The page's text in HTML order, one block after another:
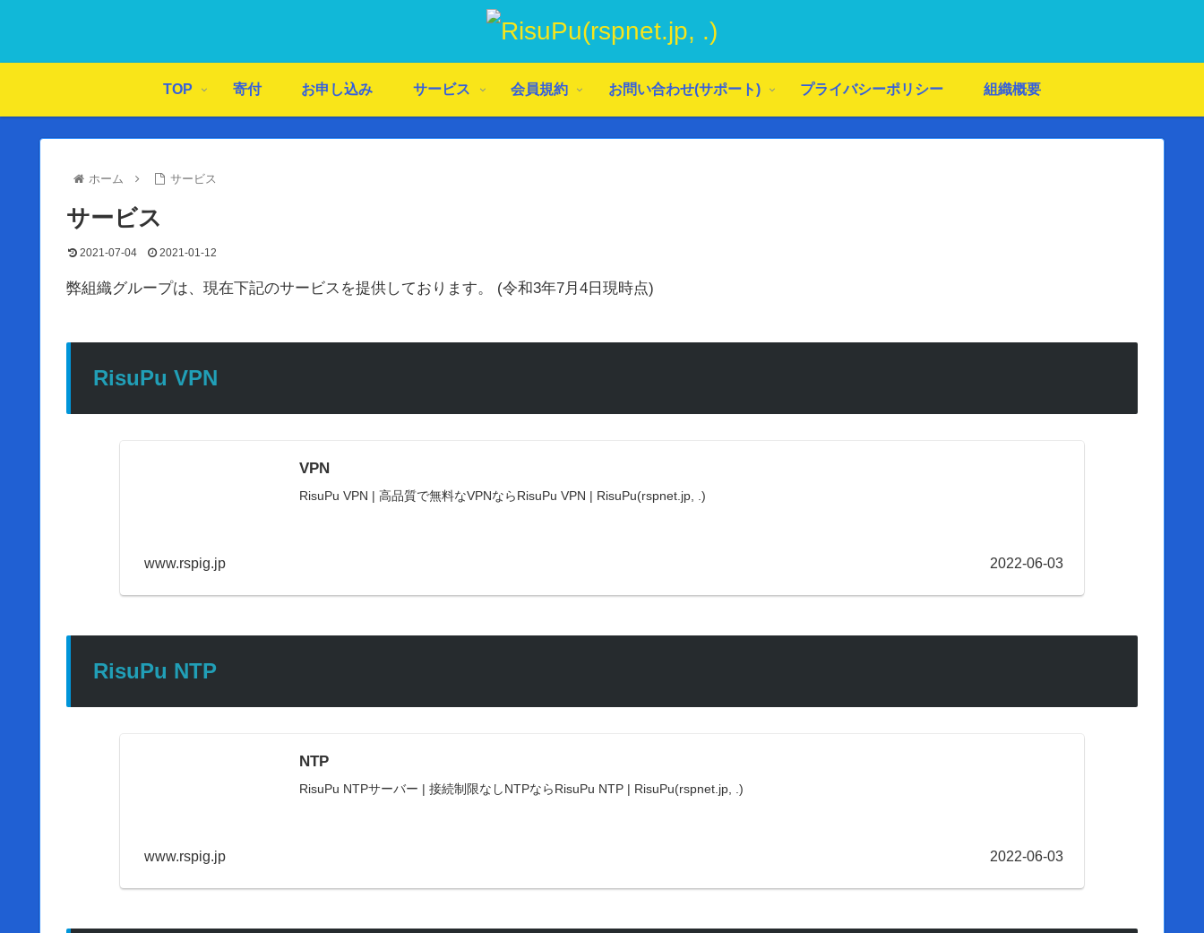
TOP 寄付 お申し込み サービス 会員規約 お問い合わせ(サポート) プライバシーポリシー 組織概要
ホーム サービス
サービス
2021-07-04 2021-01-12
弊組織グループは、現在下記のサービスを提供しております。 (令和3年7月4日現時点)
RisuPu VPN
VPN
RisuPu VPN | 高品質で無料なVPNならRisuPu VPN | RisuPu(rspnet.jp, .)
www.rspig.jp 2022-06-03
RisuPu NTP
NTP
RisuPu NTPサーバー | 接続制限なしNTPならRisuPu NTP | RisuPu(rspnet.jp, .)
www.rspig.jp 2022-06-03